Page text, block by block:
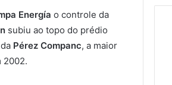
Energía o controle da
subiu ao topo do prédio
Pérez Companc, a maior
2002.